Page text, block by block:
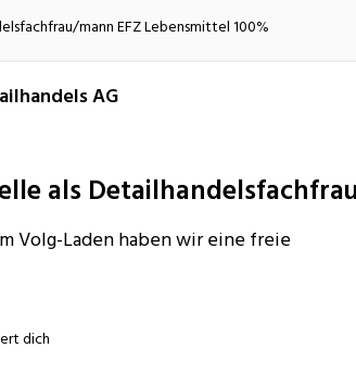
mann EFZ Lebensmittel 100%
AG
als
Volg-Laden haben wir eine freie
dich